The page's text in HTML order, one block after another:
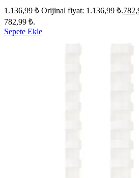
1.136,99₺ Orijinal fiyat: 1.136,99 ₺.
782,99 ₺.
Sepete Ekle